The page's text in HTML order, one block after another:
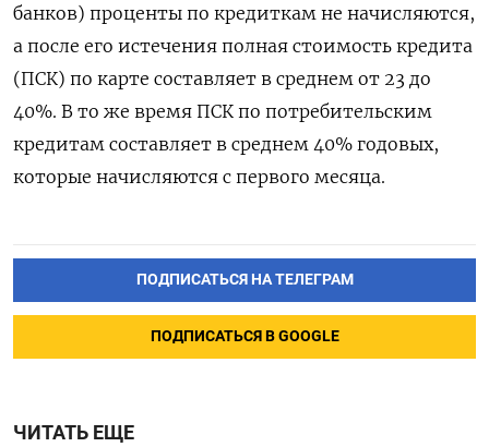
банков) проценты по кредиткам не начисляются,
а после его истечения полная стоимость кредита
(ПСК) по карте составляет в среднем от 23 до
40%. В то же время ПСК по потребительским
кредитам составляет в среднем 40% годовых,
которые начисляются с первого месяца.
ПОДПИСАТЬСЯ НА ТЕЛЕГРАМ
ПОДПИСАТЬСЯ В GOOGLE
ЧИТАТЬ ЕЩЕ